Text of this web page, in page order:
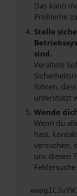
Das kann
Probleme
Stelle
sind.
Veraltete
führen,
unterstützt
Wende
Wenn du
hast,
versuchen,
uns diesen